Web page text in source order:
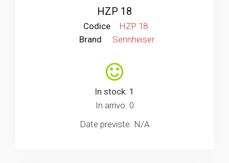
HZP 18
Codice
HZP 18
Brand
Sennheiser
In stock: 1
In arrivo: 0
Date previste: N/A